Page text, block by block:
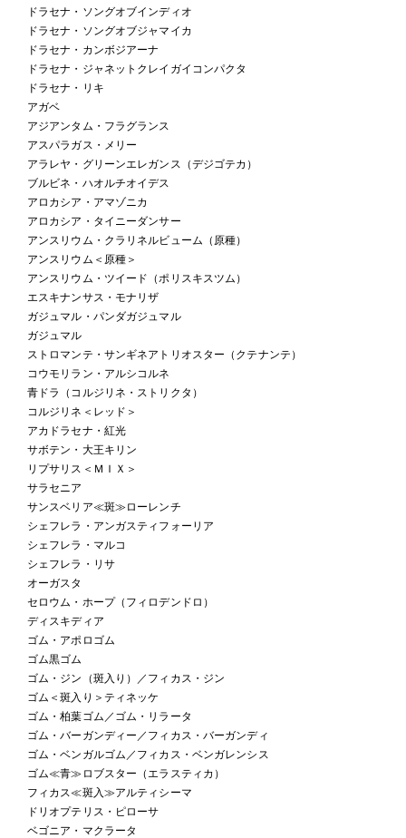
ドラセナ・ソングオブインディオ
ドラセナ・ソングオブジャマイカ
ドラセナ・カンボジアーナ
ドラセナ・ジャネットクレイガイコンパクタ
ドラセナ・リキ
アガベ
アジアンタム・フラグランス
アスパラガス・メリー
アラレヤ・グリーンエレガンス（デジゴテカ）
ブルビネ・ハオルチオイデス
アロカシア・アマゾニカ
アロカシア・タイニーダンサー
アンスリウム・クラリネルビューム（原種）
アンスリウム＜原種＞
アンスリウム・ツイード（ポリスキスツム）
エスキナンサス・モナリザ
ガジュマル・パンダガジュマル
ガジュマル
ストロマンテ・サンギネアトリオスター（クテナンテ）
コウモリラン・アルシコルネ
青ドラ（コルジリネ・ストリクタ）
コルジリネ＜レッド＞
アカドラセナ・紅光
サボテン・大王キリン
リプサリス＜ＭＩＸ＞
サラセニア
サンスベリア≪斑≫ローレンチ
シェフレラ・アンガスティフォーリア
シェフレラ・マルコ
シェフレラ・リサ
オーガスタ
セロウム・ホープ（フィロデンドロ）
ディスキディア
ゴム・アポロゴム
ゴム黒ゴム
ゴム・ジン（斑入り）／フィカス・ジン
ゴム＜斑入り＞ティネッケ
ゴム・柏葉ゴム／ゴム・リラータ
ゴム・バーガンディー／フィカス・バーガンディ
ゴム・ベンガルゴム／フィカス・ベンガレンシス
ゴム≪青≫ロブスター（エラスティカ）
フィカス≪斑入≫アルティシーマ
ドリオプテリス・ピローサ
ベゴニア・マクラータ